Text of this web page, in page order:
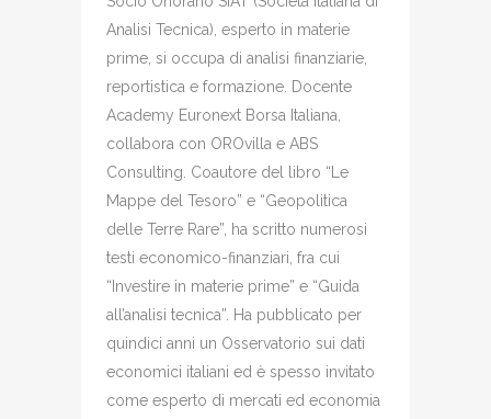
Analisi Tecnica), esperto in materie
prime, si occupa di analisi finanziarie,
reportistica e formazione. Docente
Academy Euronext Borsa Italiana,
collabora con OROvilla e ABS
Consulting. Coautore del libro “Le
Mappe del Tesoro” e “Geopolitica
delle Terre Rare”, ha scritto numerosi
testi economico-finanziari, fra cui
“Investire in materie prime” e “Guida
all’analisi tecnica”. Ha pubblicato per
quindici anni un Osservatorio sui dati
economici italiani ed è spesso invitato
come esperto di mercati ed economia